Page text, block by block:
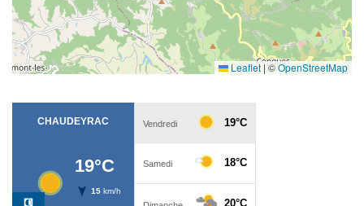
Leaflet|©OpenStreetMap